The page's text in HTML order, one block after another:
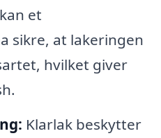
et
sikre, at lakeringen
hvilket giver
Klarlak beskytter